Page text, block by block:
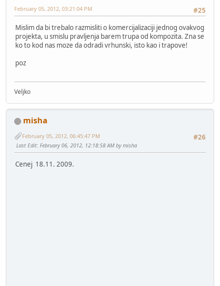
#25
February 05, 2012, 03:21:04 PM
Mislim da bi trebalo razmisliti o komercijalizaciji jednog ovakvog
projekta, u smislu pravljenja barem trupa od kompozita. Zna se
ko to kod nas moze da odradi vrhunski, isto kao i trapove!
poz
Veljko
misha
#26
February 05, 2012, 06:45:47 PM
Last Edit: February 06, 2012, 12:18:58 AM by misha
Cenej 18.11. 2009.